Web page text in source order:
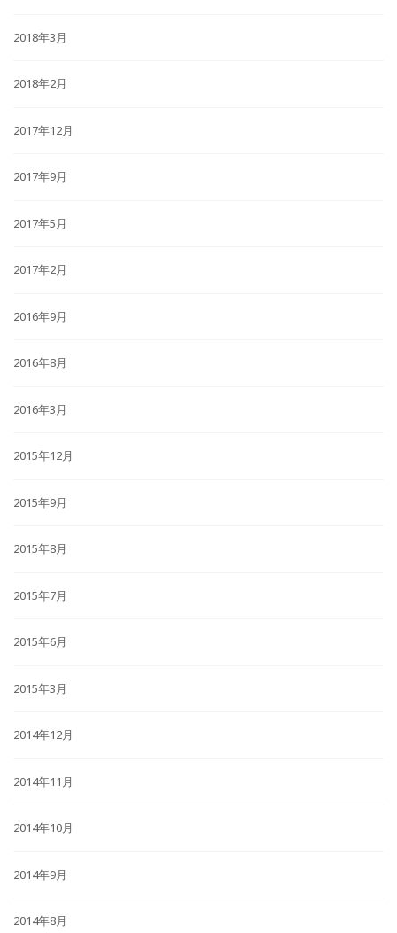
2018年3月
2018年2月
2017年12月
2017年9月
2017年5月
2017年2月
2016年9月
2016年8月
2016年3月
2015年12月
2015年9月
2015年8月
2015年7月
2015年6月
2015年3月
2014年12月
2014年11月
2014年10月
2014年9月
2014年8月